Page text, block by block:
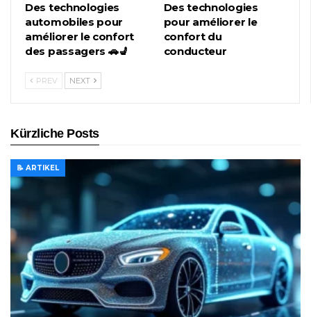
Des technologies
automobiles pour
améliorer le confort
des passagers 🚗💺
Des technologies
pour améliorer le
confort du
conducteur
PREV NEXT
Kürzliche Posts
📝 ARTIKEL